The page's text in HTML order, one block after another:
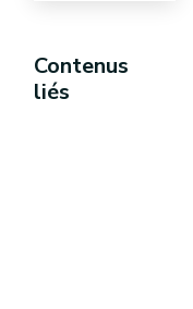
Contenus
liés